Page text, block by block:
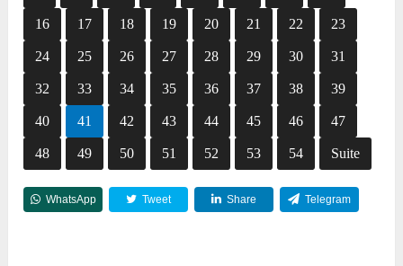
16 17 18 19 20 21 22 23
24 25 26 27 28 29 30 31
32 33 34 35 36 37 38 39
40 41 42 43 44 45 46 47
48 49 50 51 52 53 54 Suite
WhatsApp Tweet Share Telegram